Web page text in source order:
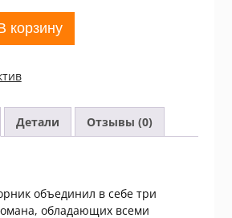
корзину
Детали Отзывы (0)
объединил в себе три
обладающих всеми